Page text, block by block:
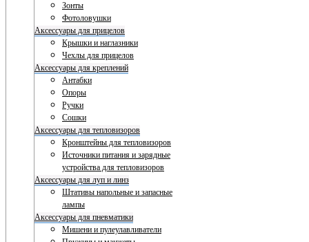
Зонты
Фотоловушки
Аксессуары для прицелов
Крышки и наглазники
Чехлы для прицелов
Аксессуары для креплений
Антабки
Опоры
Ручки
Сошки
Аксессуары для тепловизоров
Кронштейны для тепловизоров
Источники питания и зарядные
устройства для тепловизоров
Аксессуары для луп и линз
Штативы напольные и запасные
лампы
Аксессуары для пневматики
Мишени и пулеулавливатели